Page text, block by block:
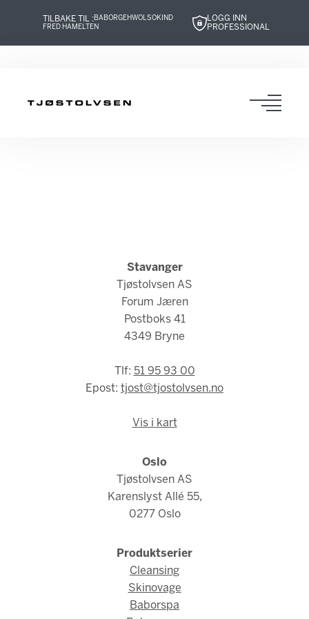
innhold
navigasjon
innhold
navigasjon
TILBAKE TIL :BABORGEHWOLSOKIND
FRED HAMELTEN
LOGG INN
PROFESSIONAL
Stavanger
Tjøstolvsen AS
Forum Jæren
Postboks 41
4349 Bryne
Tlf: 51 95 93 00
Epost: tjost@tjostolvsen.no
Vis i kart
Oslo
Tjøstolvsen AS
Karenslyst Allé 55,
0277 Oslo
Produktserier
Cleansing
Skinovage
Baborspa